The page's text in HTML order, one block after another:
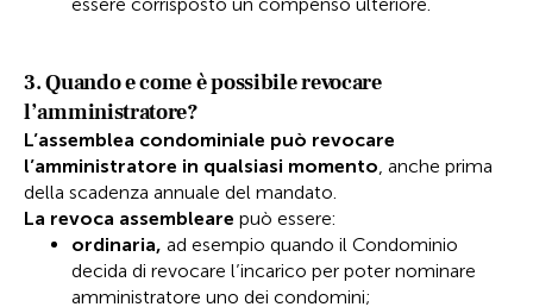
3. Quando e come è possibile revocare
l’amministratore?
L’assemblea condominiale può revocare
l’amministratore in qualsiasi momento, anche prima
della scadenza annuale del mandato.
La revoca assembleare può essere:
ordinaria, ad esempio quando il Condominio
decida di revocare l’incarico per poter nominare
amministratore uno dei condomini;